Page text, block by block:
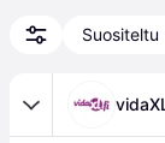
Suositeltu